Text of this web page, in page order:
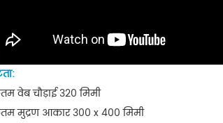
वेब चौड़ाई 320 मिमी
मुद्रण आकार 300 x 400 मिमी